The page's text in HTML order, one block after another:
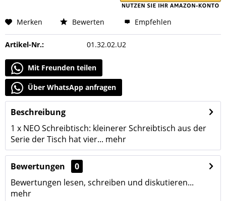
Merken Bewerten Empfehlen
Artikel-Nr.: 01.32.02.U2
Mit Freunden teilen
Über WhatsApp anfragen
Beschreibung
1 x NEO Schreibtisch: kleinerer Schreibtisch aus der
Serie der Tisch hat vier... mehr
Bewertungen
0
Bewertungen lesen, schreiben und diskutieren...
mehr